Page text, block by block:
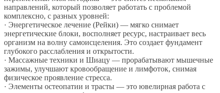
направлений, который позволяет работать с проблемой
комплексно, с разных уровней:
· Энергетическое лечение (Рейки) — мягко снимает
энергетические блоки, восполняет ресурс, настраивает весь
организм на волну самоисцеления. Это создает фундамент
глубокого расслабления и открытости.
· Массажные техники и Шиацу — прорабатывают мышечные
зажимы, улучшают кровообращение и лимфоток, снимая
физическое проявление стресса.
· Элементы остеопатии и трасты — это ювелирная работа с